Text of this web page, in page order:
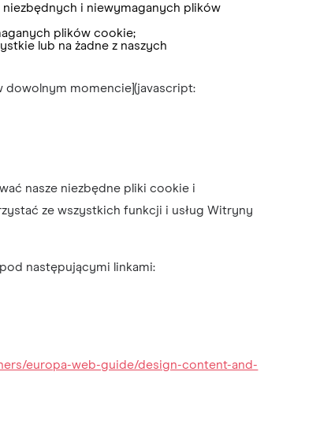
niezbędnych i niewymaganych plików
plików cookie;
lub na żadne z naszych
momencie](javascript:
nasze niezbędne pliki cookie i
ze wszystkich funkcji i usług Witryny
następującymi linkami:
europa-web-guide/design-content-and-